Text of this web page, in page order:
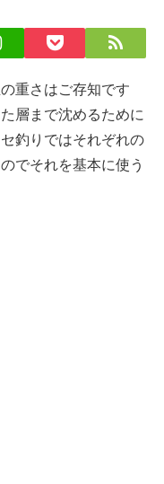
重さはご存知です
層まで沈めるために
釣りではそれぞれの
でそれを基本に使う